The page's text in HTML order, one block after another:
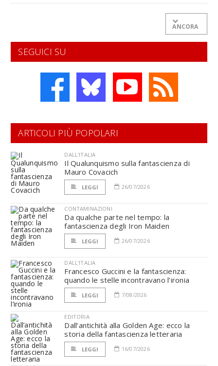
ANCORA
SEGUICI SU
ARTICOLI PIÙ POPOLARI
DALL'ITALIA
Il Qualunquismo sulla fantascienza di
Mauro Covacich
LEGGI 26/07/2026
CONTAMINAZIONI
Da qualche parte nel tempo: la
fantascienza degli Iron Maiden
LEGGI 26/07/2026
DALL'ITALIA
Francesco Guccini e la fantascienza:
quando le stelle incontravano l’ironia
LEGGI 7/08/2026
EDITORIA
Dall’antichità alla Golden Age: ecco la
storia della fantascienza letteraria
LEGGI 16/07/2026